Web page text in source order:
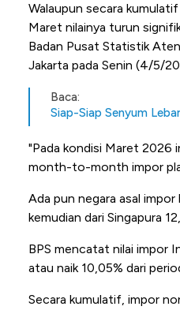
Walaupun secara
Maret nilainya turun
Badan Pusat Statistik
Jakarta pada Senin (4/5/
Baca:
Siap-Siap Senyum
"Pada kondisi Maret 2026
month-to-month impor
Ada pun negara asal
kemudian dari Singapura
BPS mencatat nilai impor
atau naik 10,05% dari
Secara kumulatif, impor